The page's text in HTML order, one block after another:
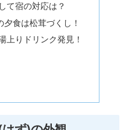
て宿の対応は？
食は松茸づくし！
上りドリンク発見！